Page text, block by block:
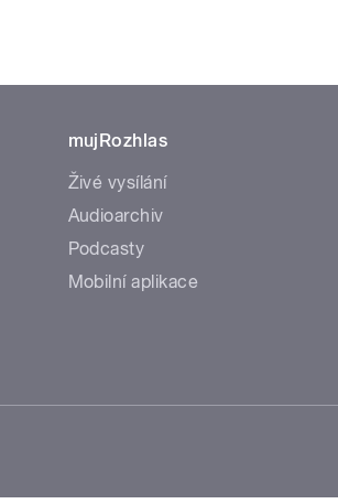
mujRozhlas
Živé vysílání
Audioarchiv
Podcasty
Mobilní aplikace